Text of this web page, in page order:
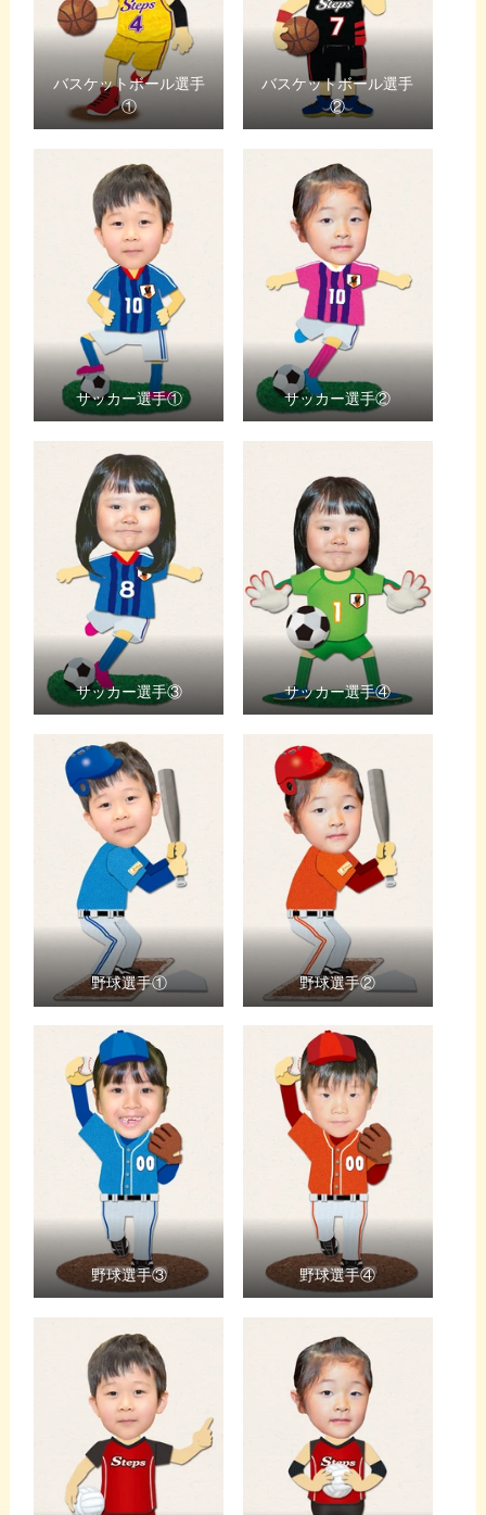
バスケットボール選手
①
バスケットボール選手
②
サッカー選手① サッカー選手②
サッカー選手③ サッカー選手④
野球選手① 野球選手②
野球選手③ 野球選手④